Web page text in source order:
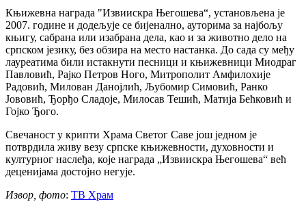
Књижевна награда "Извиискра Његошева“, установљена је
2007. године и додељује се бијенално, ауторима за најбољу
књигу, сабрана или изабрана дела, као и за животно дело на
српском језику, без обзира на место настанка. До сада су међу
лауреатима били истакнути песници и књижевници Миодраг
Павловић, Рајко Петров Ного, Митрополит Амфилохије
Радовић, Милован Данојлић, Љубомир Симовић, Ранко
Јововић, Ђорђо Сладоје, Милосав Тешић, Матија Бећковић и
Гојко Ђого.
Свечаност у крипти Храма Светог Саве још једном је
потврдила живу везу српске књижевности, духовности и
културног наслеђа, које награда „Извиискра Његошева“ већ
деценијама достојно негује.
Извор, фото: ТВ Храм